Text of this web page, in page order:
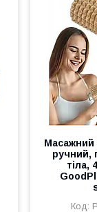
Масажний
ручний,
тіла,